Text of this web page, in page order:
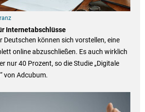
Internetabschlüsse
Deutschen können sich vorstellen, eine
online abzuschließen. Es auch wirklich
nur 40 Prozent, so die Studie „Digitale
von Adcubum.